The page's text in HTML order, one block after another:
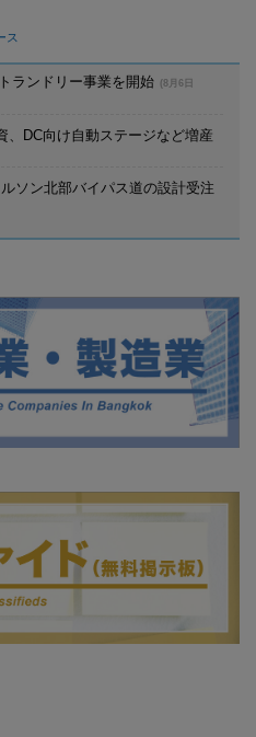
ス
ランドリー事業を開始
(8月6日
、DC向け自動ステージなど増産
ソン北部バイパス道の設計受注